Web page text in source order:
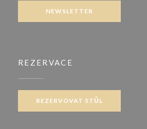
NEWSLETTER
REZERVACE
REZERVOVAT STŮL